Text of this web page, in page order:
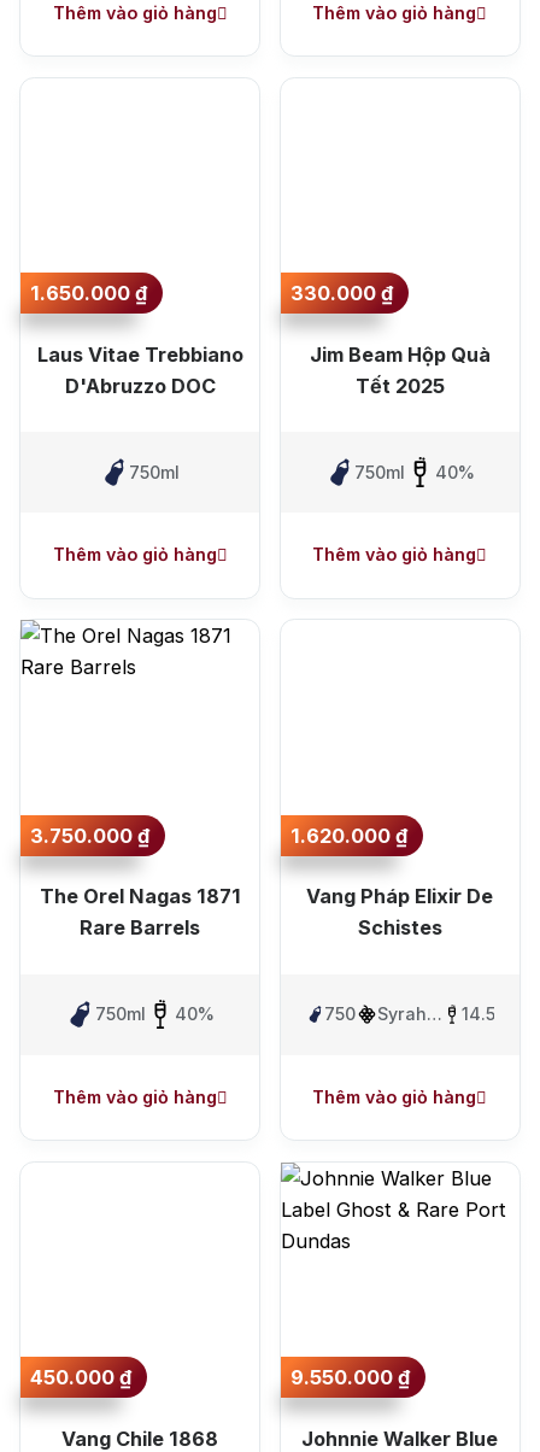
Thêm vào giỏ hàng Merlot
Thêm vào giỏ hàng
1.650.000₫
Laus Vitae Trebbiano
D'Abruzzo DOC
750ml
Thêm vào giỏ hàng
330.000₫
Jim Beam Hộp Quà
Tết 2025
750ml 40%
Thêm vào giỏ hàng
3.750.000₫
The Orel Nagas 1871
Rare Barrels
750ml 40%
Thêm vào giỏ hàng
1.620.000₫
Vang Pháp Elixir De
Schistes
750mlSyrah,
14.5%
Thêm vào giỏ hàng
450.000₫
Vang Chile 1868
9.550.000₫
Johnnie Walker Blue